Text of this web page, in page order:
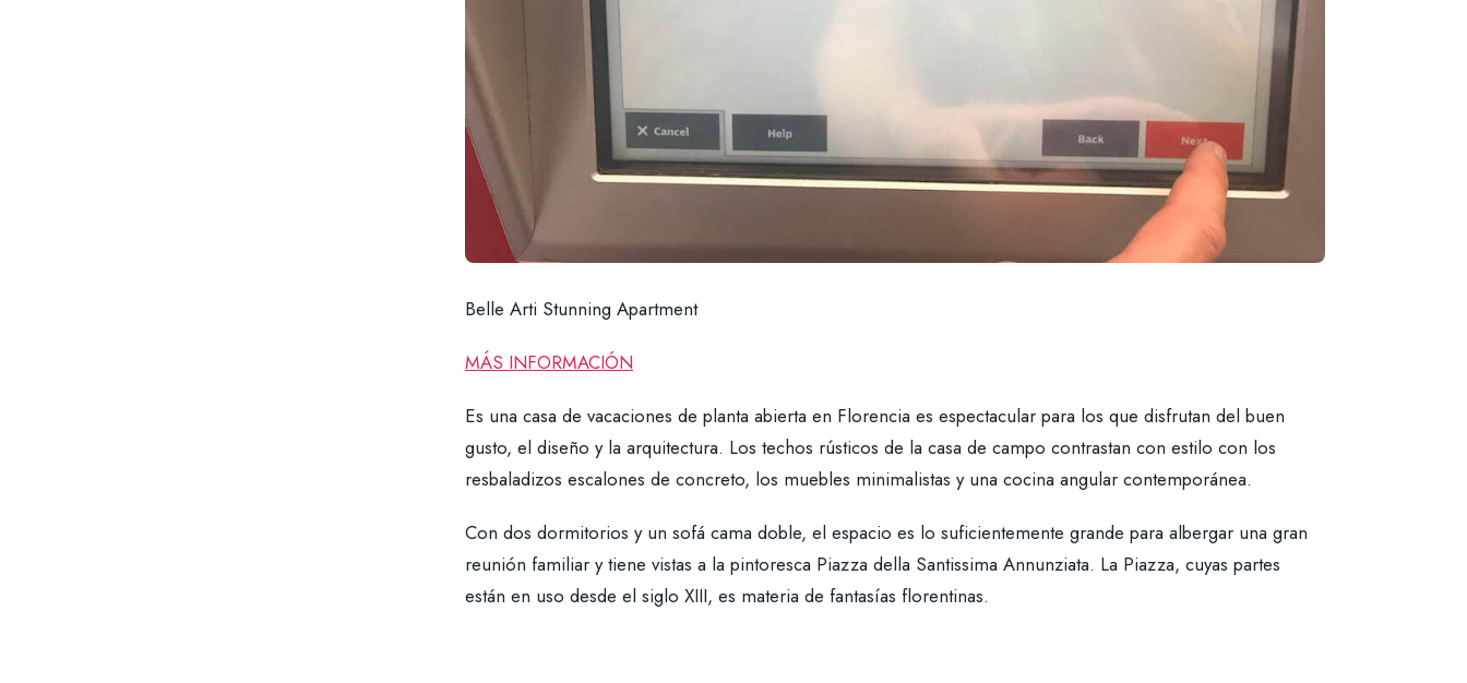
Belle Arti Stunning Apartment
MÁS INFORMACIÓN
Es una casa de vacaciones de planta abierta en Florencia es espectacular para los que disfrutan del buen
gusto, el diseño y la arquitectura. Los techos rústicos de la casa de campo contrastan con estilo con los
resbaladizos escalones de concreto, los muebles minimalistas y una cocina angular contemporánea.
Con dos dormitorios y un sofá cama doble, el espacio es lo suficientemente grande para albergar una gran
reunión familiar y tiene vistas a la pintoresca Piazza della Santissima Annunziata. La Piazza, cuyas partes
están en uso desde el siglo XIII, es materia de fantasías florentinas.